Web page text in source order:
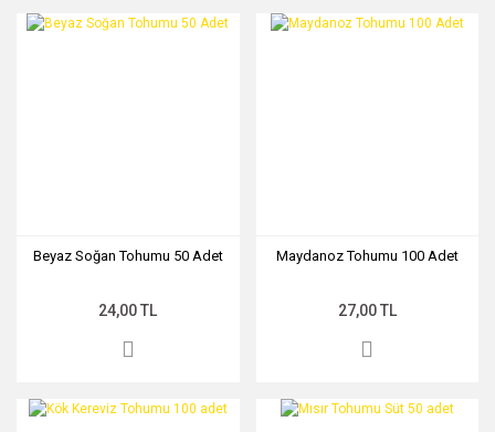
Beyaz Soğan Tohumu 50 Adet
24,00 TL
Maydanoz Tohumu 100 Adet
27,00 TL